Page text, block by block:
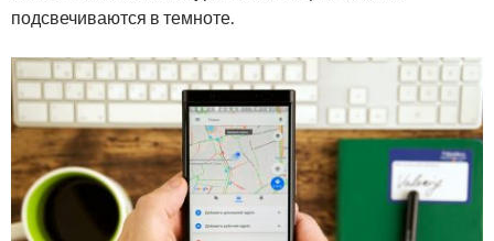
подсвечиваются в темноте.